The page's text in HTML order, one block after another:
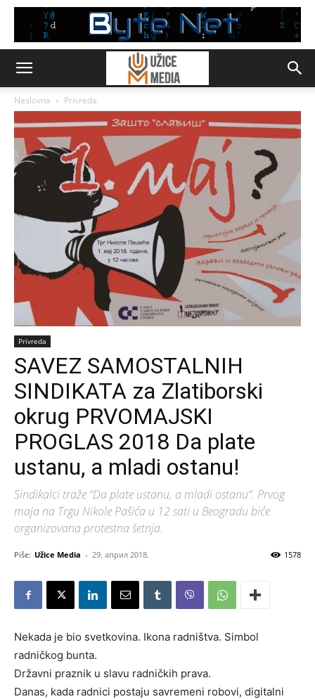
Naslovna Privreda
Privreda
SAVEZ SAMOSTALNIH
SINDIKATA za Zlatiborski
okrug PRVOMAJSKI
PROGLAS 2018 Da plate
ustanu, a mladi ostanu!
Sindikalci traže “Da plate ustanu, a mladi ostanu“. Prvog
maja na Trgu Nikole Pašića u 12 sati u Beogradu biće
organizovana protestna šetnja.
Piše: Užice Media - 29. април 2018. 1578
Nekada je bio svetkovina. Ikona radništva. Simbol
radničkog bunta.
Državni praznik u slavu radničkih prava.
Danas, kada radnici postaju savremeni robovi, digitalni